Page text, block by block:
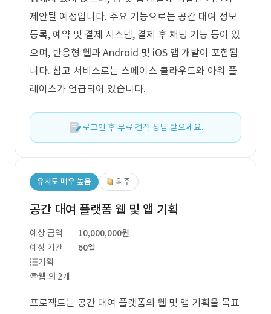
제안될 예정입니다. 주요 기능으로는 공간 대여 정보
등록, 예약 및 결제 시스템, 결제 후 채팅 기능 등이 있
으며, 반응형 웹과 Android 및 iOS 앱 개발이 포함됩
니다. 참고 서비스로는 스페이스 클라우드와 아워 플
레이스가 언급되어 있습니다.
로그인 후 무료 견적 상담 받으세요.
유사도 매우 높음 외주
공간 대여 플랫폼 웹 및 앱 기획
예상 금액
10,000,000원
예상 기간
60일
기획
웹 외 2개
프로젝트는 공간 대여 플랫폼의 웹 및 앱 기획을 목표